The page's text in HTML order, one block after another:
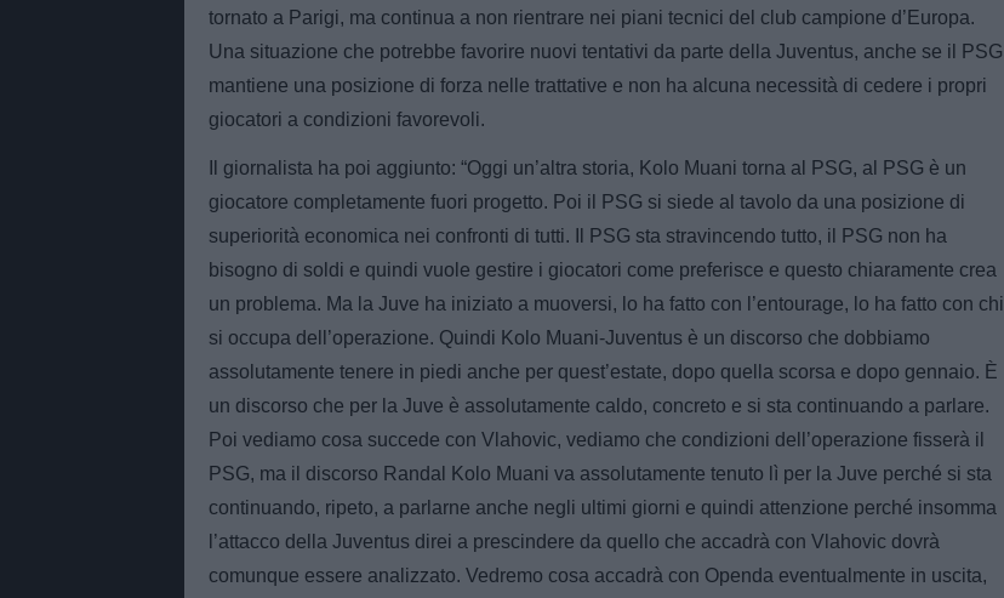
tornato a Parigi, ma continua a non rientrare nei piani tecnici del club campione d’Europa.
Una situazione che potrebbe favorire nuovi tentativi da parte della Juventus, anche se il PSG
mantiene una posizione di forza nelle trattative e non ha alcuna necessità di cedere i propri
giocatori a condizioni favorevoli.
Il giornalista ha poi aggiunto: “Oggi un’altra storia, Kolo Muani torna al PSG, al PSG è un
giocatore completamente fuori progetto. Poi il PSG si siede al tavolo da una posizione di
superiorità economica nei confronti di tutti. Il PSG sta stravincendo tutto, il PSG non ha
bisogno di soldi e quindi vuole gestire i giocatori come preferisce e questo chiaramente crea
un problema. Ma la Juve ha iniziato a muoversi, lo ha fatto con l’entourage, lo ha fatto con chi
si occupa dell’operazione. Quindi Kolo Muani-Juventus è un discorso che dobbiamo
assolutamente tenere in piedi anche per quest’estate, dopo quella scorsa e dopo gennaio. È
un discorso che per la Juve è assolutamente caldo, concreto e si sta continuando a parlare.
Poi vediamo cosa succede con Vlahovic, vediamo che condizioni dell’operazione fisserà il
PSG, ma il discorso Randal Kolo Muani va assolutamente tenuto lì per la Juve perché si sta
continuando, ripeto, a parlarne anche negli ultimi giorni e quindi attenzione perché insomma
l’attacco della Juventus direi a prescindere da quello che accadrà con Vlahovic dovrà
comunque essere analizzato. Vedremo cosa accadrà con Openda eventualmente in uscita,